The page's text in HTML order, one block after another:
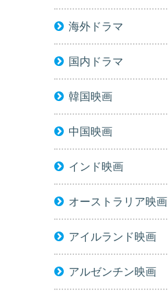
海外ドラマ
国内ドラマ
韓国映画
中国映画
インド映画
オーストラリア映画
アイルランド映画
アルゼンチン映画